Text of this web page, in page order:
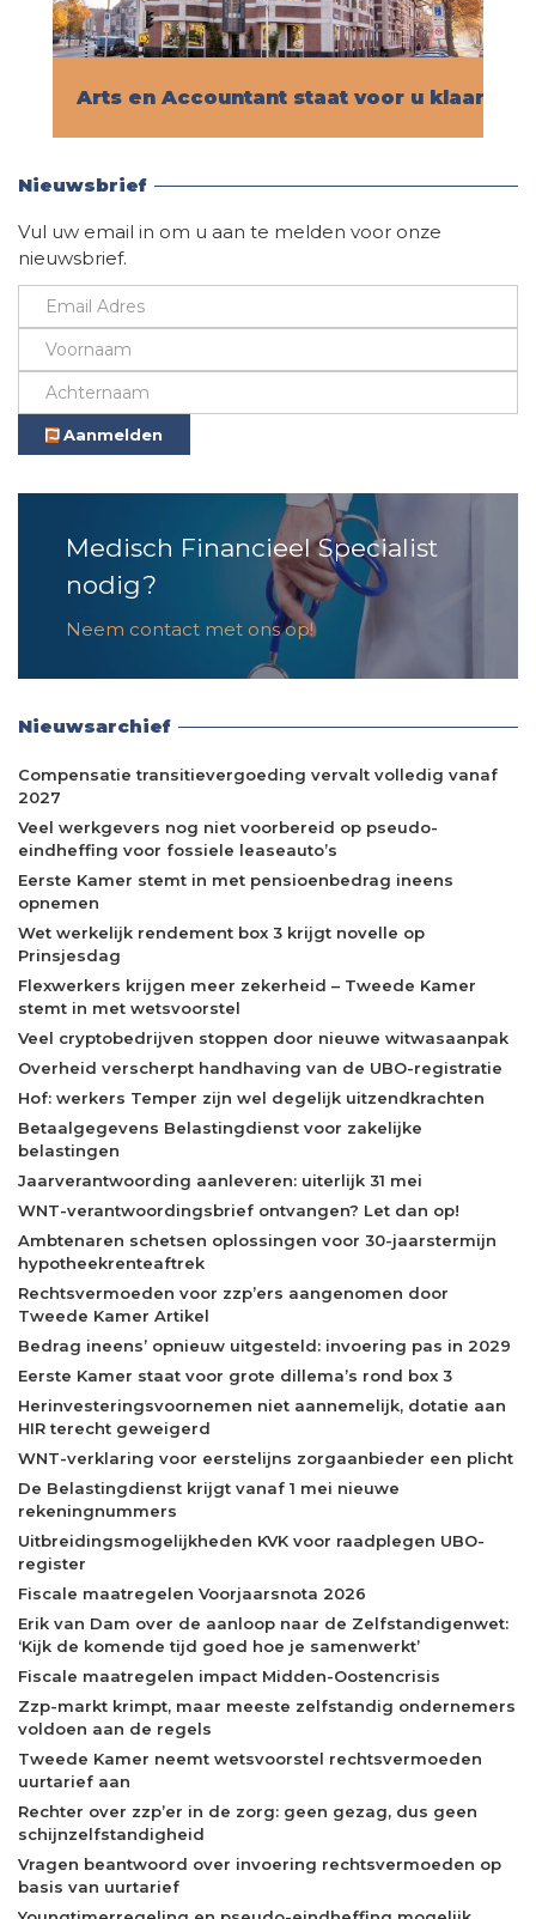
Arts en Accountant staat voor u klaar!
Nieuwsbrief
Vul uw email in om u aan te melden voor onze
nieuwsbrief.
Aanmelden
Medisch Financieel Specialist
nodig?
Neem contact met ons op!
Nieuwsarchief
Compensatie transitievergoeding vervalt volledig vanaf
2027
Veel werkgevers nog niet voorbereid op pseudo-
eindheffing voor fossiele leaseauto’s
Eerste Kamer stemt in met pensioenbedrag ineens
opnemen
Wet werkelijk rendement box 3 krijgt novelle op
Prinsjesdag
Flexwerkers krijgen meer zekerheid – Tweede Kamer
stemt in met wetsvoorstel
Veel cryptobedrijven stoppen door nieuwe witwasaanpak
Overheid verscherpt handhaving van de UBO-registratie
Hof: werkers Temper zijn wel degelijk uitzendkrachten
Betaalgegevens Belastingdienst voor zakelijke
belastingen
Jaarverantwoording aanleveren: uiterlijk 31 mei
WNT-verantwoordingsbrief ontvangen? Let dan op!
Ambtenaren schetsen oplossingen voor 30-jaarstermijn
hypotheekrenteaftrek
Rechtsvermoeden voor zzp’ers aangenomen door
Tweede Kamer Artikel
Bedrag ineens’ opnieuw uitgesteld: invoering pas in 2029
Eerste Kamer staat voor grote dillema’s rond box 3
Herinvesteringsvoornemen niet aannemelijk, dotatie aan
HIR terecht geweigerd
WNT-verklaring voor eerstelijns zorgaanbieder een plicht
De Belastingdienst krijgt vanaf 1 mei nieuwe
rekeningnummers
Uitbreidingsmogelijkheden KVK voor raadplegen UBO-
register
Fiscale maatregelen Voorjaarsnota 2026
Erik van Dam over de aanloop naar de Zelfstandigenwet:
‘Kijk de komende tijd goed hoe je samenwerkt’
Fiscale maatregelen impact Midden-Oostencrisis
Zzp-markt krimpt, maar meeste zelfstandig ondernemers
voldoen aan de regels
Tweede Kamer neemt wetsvoorstel rechtsvermoeden
uurtarief aan
Rechter over zzp’er in de zorg: geen gezag, dus geen
schijnzelfstandigheid
Vragen beantwoord over invoering rechtsvermoeden op
basis van uurtarief